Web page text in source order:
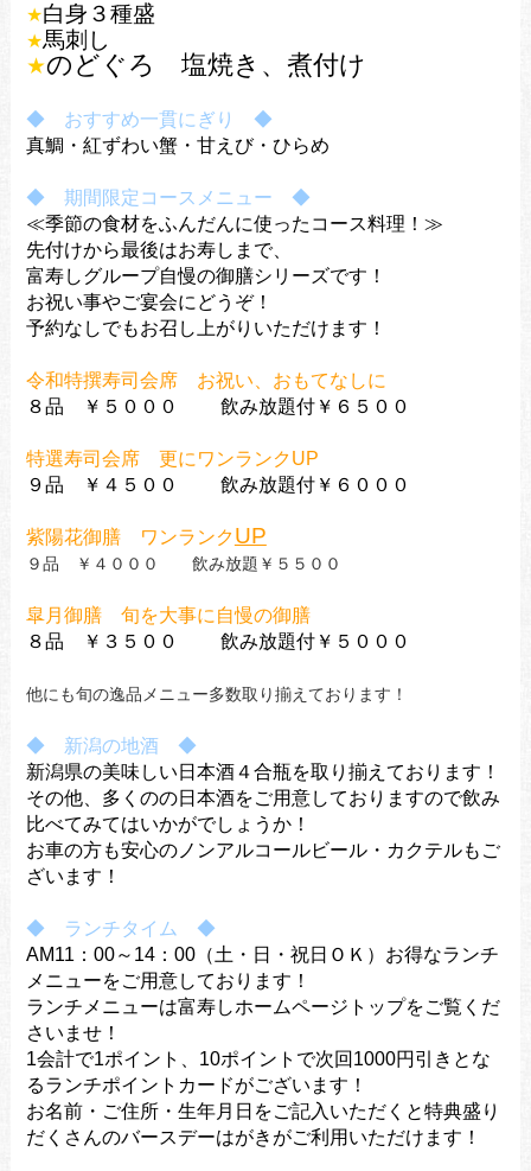
★白身３種盛
★馬刺し
★のどぐろ 塩焼き、煮付け
◆ おすすめ一貫にぎり ◆
真鯛・紅ずわい蟹・甘えび・ひらめ
◆ 期間限定コースメニュー ◆
≪季節の食材をふんだんに使ったコース料理！≫
先付けから最後はお寿しまで、
富寿しグループ自慢の御膳シリーズです！
お祝い事やご宴会にどうぞ！
予約なしでもお召し上がりいただけます！
令和特撰寿司会席 お祝い、おもてなしに
８品 ￥５０００ 飲み放題付￥６５００
特選寿司会席 更にワンランクUP
９品 ￥４５００ 飲み放題付￥６０００
紫陽花御膳 ワンランクUP
９品 ￥４０００ 飲み放題￥５５００
皐月御膳 旬を大事に自慢の御膳
８品 ￥３５００ 飲み放題付￥５０００
他にも旬の逸品メニュー多数取り揃えております！
◆ 新潟の地酒 ◆
新潟県の美味しい日本酒４合瓶を取り揃えております！
その他、多くのの日本酒をご用意しておりますので飲み
比べてみてはいかがでしょうか！
お車の方も安心のノンアルコールビール・カクテルもご
ざいます！
◆ ランチタイム ◆
AM11：00～14：00（土・日・祝日ＯＫ）お得なランチ
メニューをご用意しております！
ランチメニューは富寿しホームページトップをご覧くだ
さいませ！
1会計で1ポイント、10ポイントで次回1000円引きとな
るランチポイントカードがございます！
お名前・ご住所・生年月日をご記入いただくと特典盛り
だくさんのバースデーはがきがご利用いただけます！